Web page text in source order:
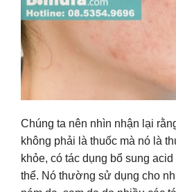
Chúng ta nên nhìn nhận lại
không phải là thuốc mà nó là
khỏe, có tác dụng bổ sung
thể. Nó thường sử dụng cho